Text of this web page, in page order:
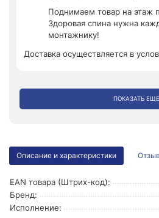
Поднимаем товар на этаж
Здоровая спина нужна
монтажнику!
Доставка осуществляется в
ПОКАЗАТЬ ЕЩЕ
Описание и характеристики
EAN товара (Штрих-код):
Бренд:
Исполнение: